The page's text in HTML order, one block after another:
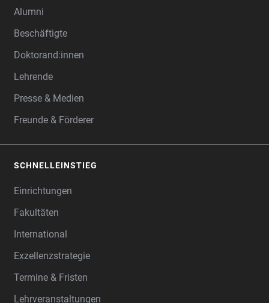
Alumni
Beschäftigte
Doktorand:innen
Lehrende
Presse & Medien
Freunde & Förderer
SCHNELLEINSTIEG
Einrichtungen
Fakultäten
International
Exzellenzstrategie
Termine & Fristen
Lehrveranstaltungen